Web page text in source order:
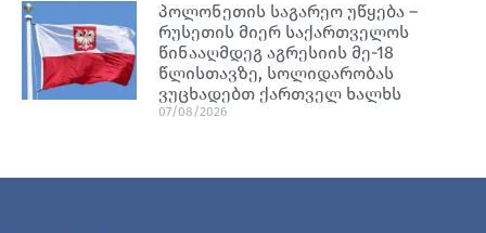
პოლონეთის საგარეო უწყება –
რუსეთის მიერ საქართველოს
წინააღმდეგ აგრესიის მე-18
წლისთავზე, სოლიდარობას
ვუცხადებთ ქართველ ხალხს
07/08/2026